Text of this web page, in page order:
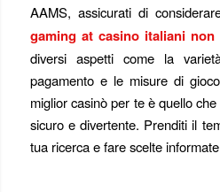
AAMS, assicurati di
gaming at casino italiani non
diversi aspetti come la
pagamento e le misure di
miglior casinò per te è quello
sicuro e divertente. Prenditi il
tua ricerca e fare scelte